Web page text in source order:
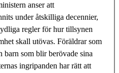
anser att
under åtskilliga decennier,
regler för hur tillsynen
skall utövas. Föräldrar som
barn som blir berövade sina
ingripanden har rätt att